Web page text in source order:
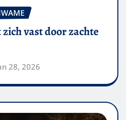
vast door zachte
28, 2026